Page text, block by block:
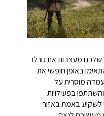
שלכם מעצבות את גורלו
באופן חופשי את
עמדה מוסרית על
בפעילויות
לשקוע באמת באזור